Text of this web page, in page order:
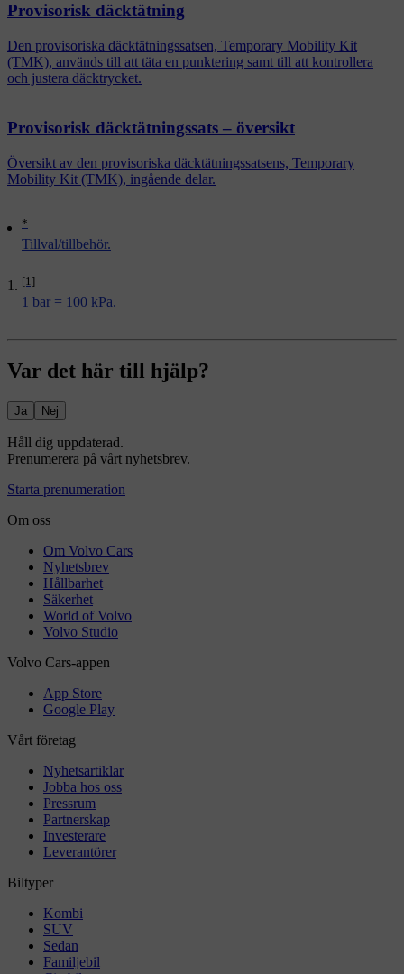
*
Tillval/tillbehör.
[1]
1 bar = 100 kPa.
Provisorisk däcktätning
Den provisoriska däcktätningssatsen, Temporary Mobility Kit
(TMK), används till att täta en punktering samt till att kontrollera
och justera däcktrycket.
Provisorisk däcktätningssats – översikt
Översikt av den provisoriska däcktätningssatsens, Temporary
Mobility Kit (TMK), ingående delar.
Var det här till hjälp?
Ja Nej